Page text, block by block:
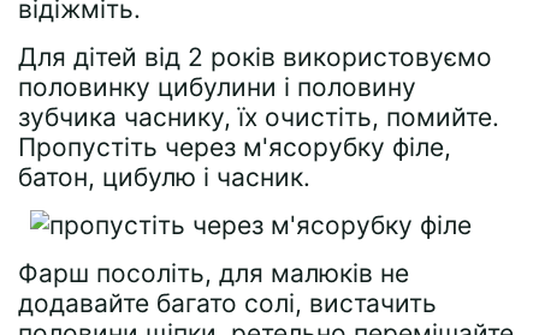
відіжміть.
Для дітей від 2 років використовуємо
половинку цибулини і половину
зубчика часнику, їх очистіть, помийте.
Пропустіть через м'ясорубку філе,
батон, цибулю і часник.
Фарш посоліть, для малюків не
додавайте багато солі, вистачить